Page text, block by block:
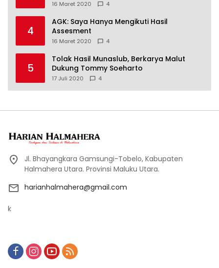
16 Maret 2020 4
4
AGK: Saya Hanya Mengikuti Hasil
Assesment
16 Maret 2020 4
5
Tolak Hasil Munaslub, Berkarya Malut
Dukung Tommy Soeharto
17 Juli 2020 4
Jl. Bhayangkara Gamsungi-Tobelo, Kabupaten
Halmahera Utara. Provinsi Maluku Utara.
harianhalmahera@gmail.com
k